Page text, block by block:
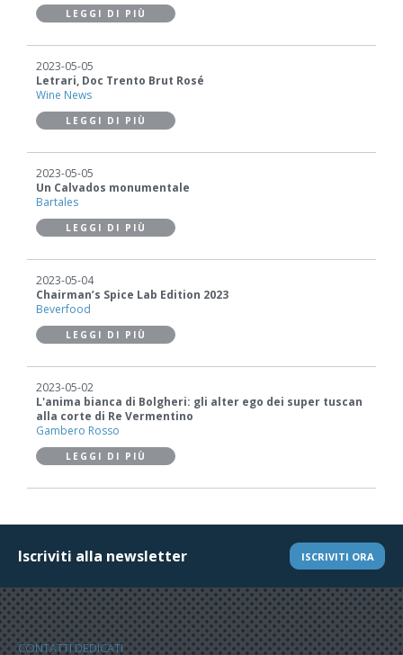
LEGGI DI PIÙ
2023-05-05
Letrari, Doc Trento Brut Rosé
Wine News
LEGGI DI PIÙ
2023-05-05
Un Calvados monumentale
Bartales
LEGGI DI PIÙ
2023-05-04
Chairman’s Spice Lab Edition 2023
Beverfood
LEGGI DI PIÙ
2023-05-02
L'anima bianca di Bolgheri: gli alter ego dei super tuscan
alla corte di Re Vermentino
Gambero Rosso
LEGGI DI PIÙ
Iscriviti alla newsletter ISCRIVITI ORA
CONTATTI DEDICATI